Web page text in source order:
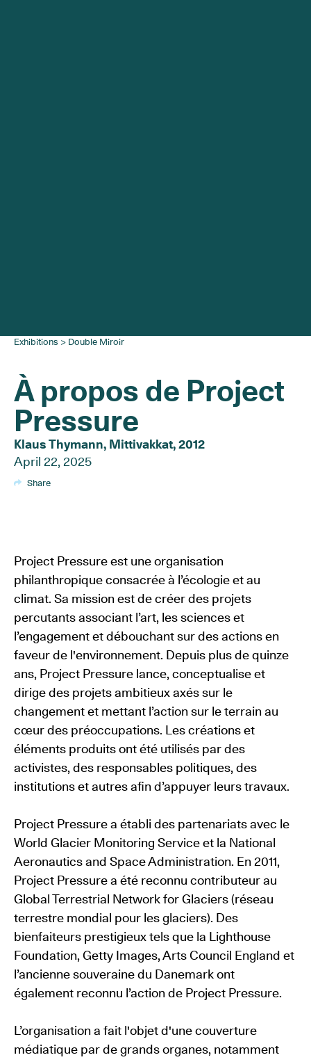
Exhibitions > Double Miroir
À propos de Project
Pressure
Klaus Thymann, Mittivakkat, 2012
April 22, 2025
Share
Project Pressure est une organisation
philanthropique consacrée à l’écologie et au
climat. Sa mission est de créer des projets
percutants associant l’art, les sciences et
l’engagement et débouchant sur des actions en
faveur de l'environnement. Depuis plus de quinze
ans, Project Pressure lance, conceptualise et
dirige des projets ambitieux axés sur le
changement et mettant l’action sur le terrain au
cœur des préoccupations. Les créations et
éléments produits ont été utilisés par des
activistes, des responsables politiques, des
institutions et autres afin d’appuyer leurs travaux.
Project Pressure a établi des partenariats avec le
World Glacier Monitoring Service et la National
Aeronautics and Space Administration. En 2011,
Project Pressure a été reconnu contributeur au
Global Terrestrial Network for Glaciers (réseau
terrestre mondial pour les glaciers). Des
bienfaiteurs prestigieux tels que la Lighthouse
Foundation, Getty Images, Arts Council England et
l’ancienne souveraine du Danemark ont
également reconnu l’action de Project Pressure.
L’organisation a fait l'objet d'une couverture
médiatique par de grands organes, notamment